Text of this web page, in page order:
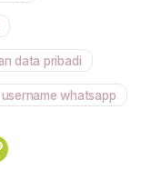
data pribadi
username whatsapp